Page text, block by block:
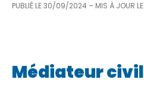
PUBLIÉ LE30/09/2024 – MIS À JOUR LE
Médiateur civil